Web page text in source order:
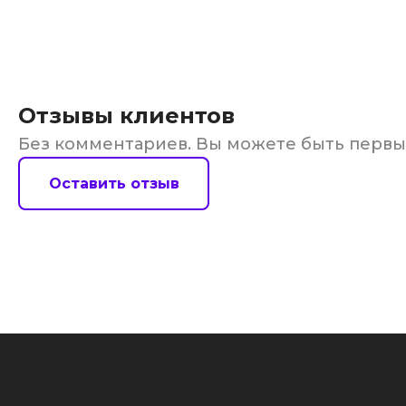
Отзывы клиентов
Без комментариев. Вы можете быть
Оставить отзыв